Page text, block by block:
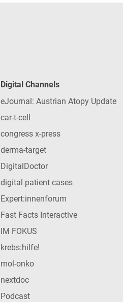
Digital Channels
eJournal: Austrian Atopy Update
car-t-cell
congress x-press
derma-target
DigitalDoctor
digital patient cases
Expert:innenforum
Fast Facts Interactive
IM FOKUS
krebs:hilfe!
mol-onko
nextdoc
Podcast